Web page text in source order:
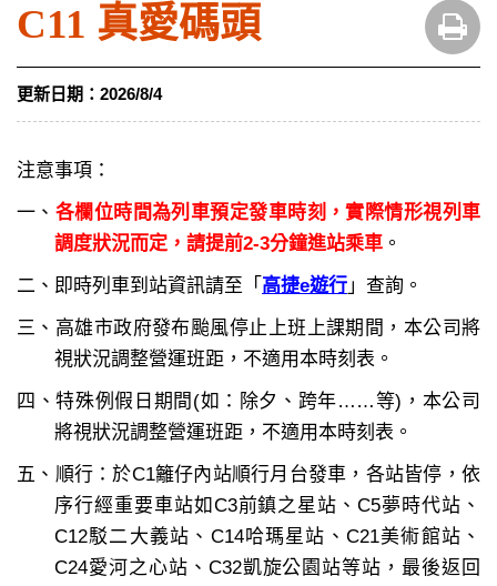
C11 真愛碼頭
更新日期： 2026/8/4
注意事項：
一、 各欄位時間為列車預定發車時刻，實際情形視列車
調度狀況而定，請提前2-3分鐘進站乘車 。
二、即時列車到站資訊請至「 高捷e遊行 」查詢。
三、高雄市政府發布颱風停止上班上課期間，本公司將
視狀況調整營運班距，不適用本時刻表。
四、特殊例假日期間(如：除夕、跨年……等)，本公司
將視狀況調整營運班距，不適用本時刻表。
五、順行：於C1籬仔內站順行月台發車，各站皆停，依
序行經重要車站如C3前鎮之星站、C5夢時代站、
C12駁二大義站、C14哈瑪星站、C21美術館站、
C24愛河之心站、C32凱旋公園站等站，最後返回